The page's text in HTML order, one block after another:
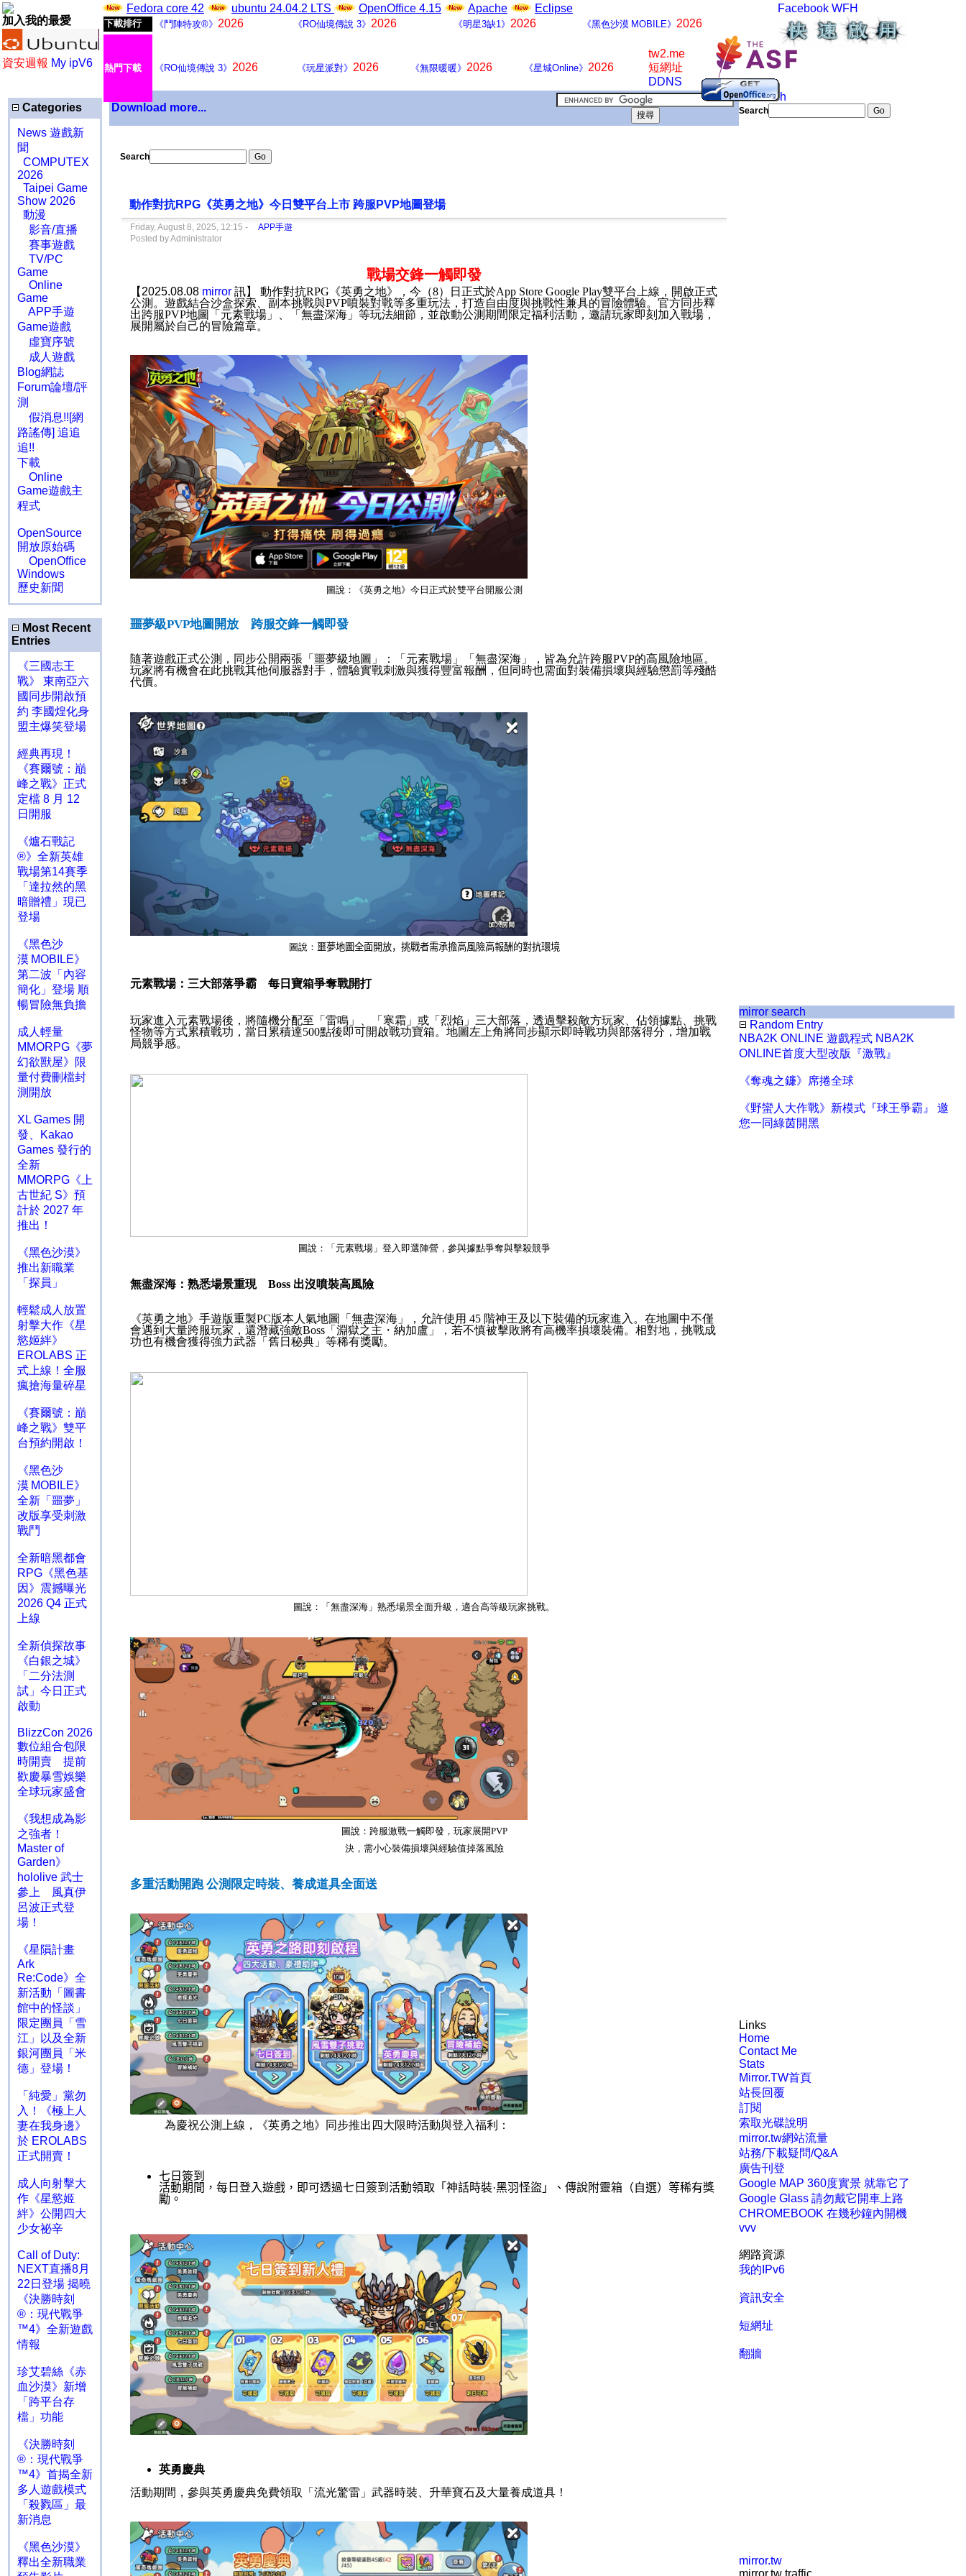
加入我的最愛
資安週報 My ipV6
Fedora core 42 ubuntu 24.04.2 LTS OpenOffice 4.15 Apache Eclipse
下載排行 《鬥陣特攻®》 2026 《RO仙境傳說 3》 2026 《明星3缺1》 2026 《黑色沙漠 MOBILE》 2026
熱門下載 《RO仙境傳說 3》 2026 《玩星派對》 2026 《無限暖暖》 2026 《星城Online》 2026
tw2.me
短網址
DDNS
Facebook WFH
Categories
News 遊戲新
聞
COMPUTEX
2026
Taipei Game
Show 2026
動漫
影音/直播
賽事遊戲
TV/PC
Game
Online
Game
APP手遊
Game遊戲
虛寶序號
成人遊戲
Blog網誌
Forum論壇/評
測
假消息!![網
路謠傳] 追追
追!!
下載
Online
Game遊戲主
程式
OpenSource
開放原始碼
OpenOffice
Windows
歷史新聞
Most Recent
Entries
《三國志王
戰》 東南亞六
國同步開啟預
約 李國煌化身
盟主爆笑登場
經典再現！
《賽爾號：巔
峰之戰》正式
定檔 8 月 12
日開服
《爐石戰記
®》全新英雄
戰場第14賽季
「達拉然的黑
暗贈禮」現已
登場
《黑色沙
漠 MOBILE》
第二波「內容
簡化」登場 順
暢冒險無負擔
成人輕量
MMORPG《夢
幻欲獸屋》限
量付費刪檔封
測開放
XL Games 開
發、Kakao
Games 發行的
全新
MMORPG《上
古世紀 S》預
計於 2027 年
推出！
《黑色沙漠》
推出新職業
「探員」
輕鬆成人放置
射擊大作《星
慾姬絆》
EROLABS 正
式上線！全服
瘋搶海量碎星
《賽爾號：巔
峰之戰》雙平
台預約開啟！
《黑色沙
漠 MOBILE》
全新「噩夢」
改版享受刺激
戰鬥
全新暗黑都會
RPG《黑色基
因》震撼曝光
2026 Q4 正式
上線
全新偵探故事
《白銀之城》
「二分法測
試」今日正式
啟動
BlizzCon 2026
數位組合包限
時開賣 提前
歡慶暴雪娛樂
全球玩家盛會
《我想成為影
之強者！
Master of
Garden》
hololive 武士
參上 風真伊
呂波正式登
場！
《星隕計畫
Ark
Re:Code》全
新活動「圖書
館中的怪談」
限定團員「雪
江」以及全新
銀河團員「米
德」登場！
「純愛」黨勿
入！《極上人
妻在我身邊》
於 EROLABS
正式開賣！
成人向射擊大
作《星慾姬
絆》公開四大
少女祕辛
Call of Duty:
NEXT直播8月
22日登場 揭曉
《決勝時刻
®：現代戰爭
™4》全新遊戲
情報
珍艾碧絲《赤
血沙漠》新增
「跨平台存
檔」功能
《決勝時刻
®：現代戰爭
™4》首揭全新
多人遊戲模式
「殺戮區」最
新消息
《黑色沙漠》
釋出全新職業
Download more...
Search
動作對抗RPG《英勇之地》今日雙平台上市 跨服PVP地圖登場
Friday, August 8, 2025, 12:15 -
APP手遊
Posted by Administrator
戰場交鋒一觸即發
【2025.08.08 mirror 訊】 動作對抗RPG 《英勇之地》，今（8）日正式於App Store Google Play雙平台上線，開啟正式
公測。遊戲結合沙盒探索、副本挑戰與PVP噴裝對戰等多重玩法，打造自由度與挑戰性兼具的冒險體驗。官方同步釋
出跨服PVP地圖「元素戰場」、「無盡深海」等玩法細節，並啟動公測期間限定福利活動，邀請玩家即刻加入戰場，
展開屬於自己的冒險篇章。
圖說：《英勇之地》 今日 正式於雙平台開服公測
噩夢級PVP地圖開放 跨服交鋒一觸即發
隨著遊戲正式公測，同步公開兩張「噩夢級地圖」：「元素戰場」「無盡深海」，皆為允許跨服PVP的高風險地區。
玩家將有機會在此挑戰其他伺服器對手，體驗實戰刺激與獲得豐富報酬，但同時也需面對裝備損壞與經驗懲罰等殘酷
代價。
圖說： 噩夢地圖全面開放，挑戰者需承擔高風險高報酬的對抗環境
元素戰場：三大部落爭霸 每日寶箱爭奪戰開打
玩家進入元素戰場後，將隨機分配至「雷鳴」、「寒霜」或「烈焰」三大部落，透過擊殺敵方玩家、佔領據點、挑戰
怪物等方式累積戰功，當日累積達500點後即可開啟戰功寶箱。地圖左上角將同步顯示即時戰功與部落得分，增加戰
局競爭感。
圖說：「元素戰場」登入即選陣營，參與據點爭奪與擊殺競爭
無盡深海：熟悉場景重現 Boss 出沒噴裝高風險
《英勇之地》手遊版重製PC版本人氣地圖「無盡深海」，允許使用 45 階神王及以下裝備的玩家進入。在地圖中不僅
會遇到大量跨服玩家，還潛藏強敵Boss 「淵獄之主・納加盧」，若不慎被擊敗將有高機率損壞裝備。相對地，挑戰成
功也有機會獲得強力武器「舊日秘典」等稀有獎勵。
圖說：「無盡深海」熟悉場景全面升級，適合高等級玩家挑戰。
圖說：跨服激戰一觸即發，玩家展開PVP
決，需小心裝備損壞與經驗值掉落風險
多重活動開跑 公測限定時裝、養成道具全面送
為慶祝公測上線，《英勇之地》同步推出四大限時活動與登入福利：
七日簽到
活動期間，每日登入遊戲，即可透過七日簽到活動領取「神話時裝·黑羽怪盜」、傳說附靈箱（自選）等稀有獎
勵。
英勇慶典
活動期間，參與英勇慶典免費領取「流光驚雷」武器時裝、升華寶石及大量養成道具！
Search
Search
mirror search
Random Entry
NBA2K ONLINE 遊戲程式 NBA2K
ONLINE首度大型改版『激戰』
《奪魂之鐮》席捲全球
《野蠻人大作戰》新模式『球王爭霸』 邀
您一同綠茵開黑
Links
Home
Contact Me
Stats
Mirror.TW首頁
站長回覆
訂閱
索取光碟說明
mirror.tw網站流量
站務/下載疑問/Q&A
廣告刊登
Google MAP 360度實景 就靠它了
Google Glass 請勿戴它開車上路
CHROMEBOOK 在幾秒鐘內開機
vvv
網路資源
我的IPv6
資訊安全
短網址
翻牆
mirror.tw
mirror.tw traffic